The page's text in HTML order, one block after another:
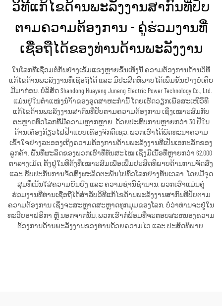
ວິທີແກ້ໄຂດ້ານພະລັງງານສາກົນທີ່ປັບ
ຕາມຄວາມຕ້ອງການ - ຄູ່ຮ່ວມງານທີ່
ເຊື່ອຖືໄດ້ຂອງທ່ານດ້ານພະລັງງານ
ໃນໂລກທີ່ເຊື່ອມຕໍ່ກັນຢ່າງເຂັ້ມແຂງຫຼາຍຂຶ້ນເທິງນີ້ ຄວາມຕ້ອງການດ້ານວິທີ
ແກ້ໄຂດ້ານພະລັງງານທີ່ເຊື່ອຖືໄດ້ ແລະ ມີປະສິດທິພາບໄດ້ເພີ່ມຂຶ້ນຢ່າງບໍ່ເຄີຍ
ມີມາກ່ອນ. ບໍລິສັດ Shandong Huayang Juneng Electric Power Technology Co., Ltd.
ແມ່ນຢູ່ໃນຕຳແໜ່ງນຳ້້າຂອງອຸດສາຫະກຳນີ້ ໂດຍເຮັດວຽກເພື່ອສະເໜີວິທີ
ແກ້ໄຂດ້ານພະລັງງານສາກົນທີ່ປັບຕາມຄວາມຕ້ອງການ ເຊິ່ງເໝາະສົມກັບ
ຕະຫຼາດທົ່ວໂລກທີ່ມີຄວາມຫຼາກຫຼາຍ. ດ້ວຍປະສົບການຫຼາຍກວ່າ 30 ປີໃນ
ດ້ານເຄື່ອງກ້ຽວໄຟຟ້າແບບເຄື່ອງຈັກດີເຊວ, ພວກເຮົາໄດ້ພັດທະນາຄວາມ
ເຂົ້າໃຈຢ່າງລະອອງເຖິງຄວາມຕ້ອງການດ້ານພະລັງງານທີ່ເປັນເອກະລັກຂອງ
ລູກຄ້າ. ພື້ນທີ່ຜະລິດຂອງພວກເຮົາທີ່ທັນສະໄໝ ເຊິ່ງມີເນື້ອທີ່ຫຼາຍກວ່າ 62,000
ຕາລາງເມັດ, ຕັ້ງຢູ່ໃນທີ່ຕັ້ງທີ່ເໝາະສົມເພື່ອເພີ່ມປະສິດທິພາບດ້ານການຈັດສົ່ງ
ແລະ ຮັບປະກັນການຈັດສົ່ງຜະລິດຕະພັນໄປທົ່ວໂລກຢ່າງທັນເວລາ. ໂດຍມີຈຸດ
ສຸມທີ່ເນັ້ນໃສ່ຄວາມຍືນຍົງ ແລະ ຄວາມຊຳນິຊຳນານ, ພວກເຮົາແມ່ນຄູ່
ຮ່ວມງານທີ່ທ່ານເຊື່ອຖືໄດ້ສຳລັບວິທີແກ້ໄຂດ້ານພະລັງງານສາກົນທີ່ປັບຕາມ
ຄວາມຕ້ອງການ ເຊິ່ງຈະສະຫຼາດສະຫຼາດທຸກມຸມຂອງໂລກ. ບໍ່ວ່າທ່ານຈະຢູ່ໃນ
ທະວີບອາຟຣິກາ ຫຼື ນອກຈາກນັ້ນ, ພວກເຮົາກໍ່ພ້ອມທີ່ຈະຕອບສະຫນອງຄວາມ
ຕ້ອງການດ້ານພະລັງງານຂອງທ່ານດ້ວຍຄວາມໄວ ແລະ ປະສິດທິພາບ.